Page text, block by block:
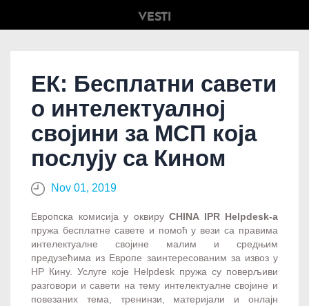
VESTI
ЕК: Бесплатни савети
о интелектуалној
својини за МСП која
послују са Кином
Nov 01, 2019
Европска комисија у оквиру CHINA IPR Helpdesk-a
пружа бесплатне савете и помоћ у вези са правима
интелектуалне својине малим и средњим
предузећима из Европе заинтересованим за извоз у
НР Кину. Услуге које Helpdesk пружа су поверљиви
разговори и савети на тему интелектуалне својине и
повезаних тема, тренинзи, материјали и онлајн